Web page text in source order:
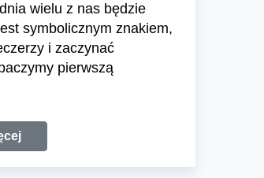
wielu z nas będzie
symbolicznym znakiem,
i zaczynać
pierwszą